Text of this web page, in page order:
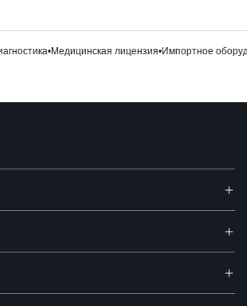
•Медицинская лицензия•Импортное